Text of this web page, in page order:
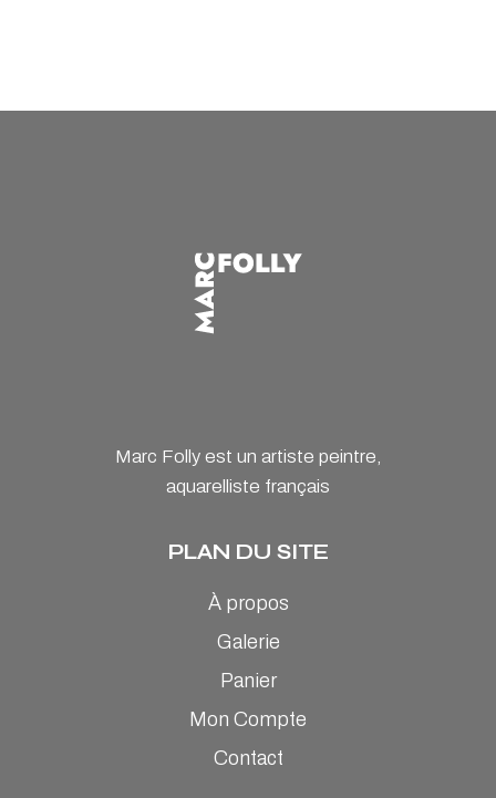
Marc Folly est un artiste peintre,
aquarelliste français
PLAN DU SITE
À propos
Galerie
Panier
Mon Compte
Contact